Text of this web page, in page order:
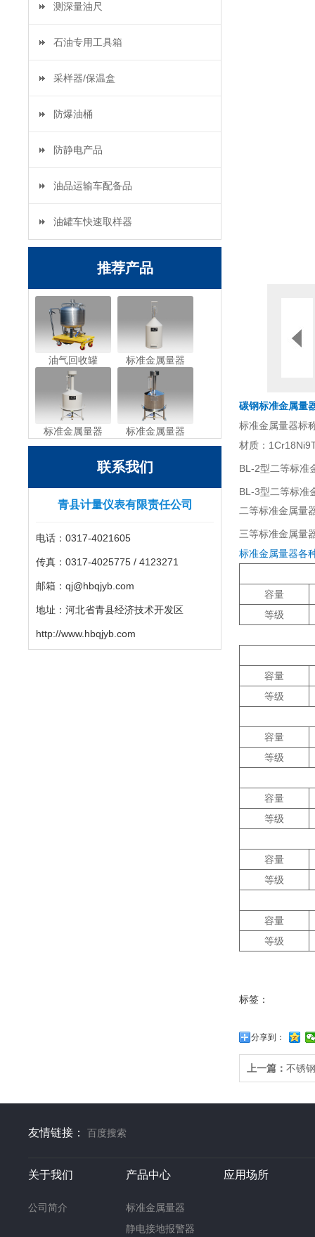
测深量油尺
石油专用工具箱
采样器/保温盒
防爆油桶
防静电产品
油品运输车配备品
油罐车快速取样器
推荐产品
油气回收罐 标准金属量器
标准金属量器 标准金属量器
联系我们
青县计量仪表有限责任公司
电话：0317-4021605
传真：0317-4025775 / 4123271
邮箱：qj@hbqjyb.com
地址：河北省青县经济技术开发区
http://www.hbqjyb.com
碳钢标准金属量
标准金属量器标
材质：
BL-2型二等标准
BL-3型二等标准
二等标准金属量
三等标准金属量
标准金属量器各
容量
等级
容量
等级
容量
等级
容量
等级
容量
等级
容量
等级
标签：
分享到：
上一篇： 不锈
友情链接： 百度搜索
关于我们
公司简介
产品中心
标准金属量器
静电接地报警器
应用场所